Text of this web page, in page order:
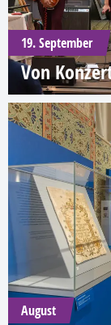
19. September
Von
August